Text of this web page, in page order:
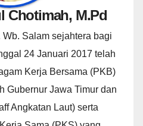
Chotimah, M.Pd
Salam sejahtera bagi
24 Januari 2017 telah
Kerja Bersama (PKB)
Gubernur Jawa Timur dan
Angkatan Laut) serta